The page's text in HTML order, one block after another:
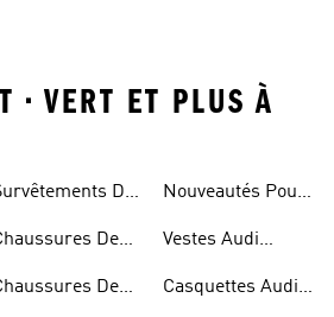
• VERT ET PLUS À
De
Enfant De
HommeDe
Mercedes-amg
Petronas f1 Team
Nouveautés Pour
Automobiles
Vestes Audi
Casquettes Audi